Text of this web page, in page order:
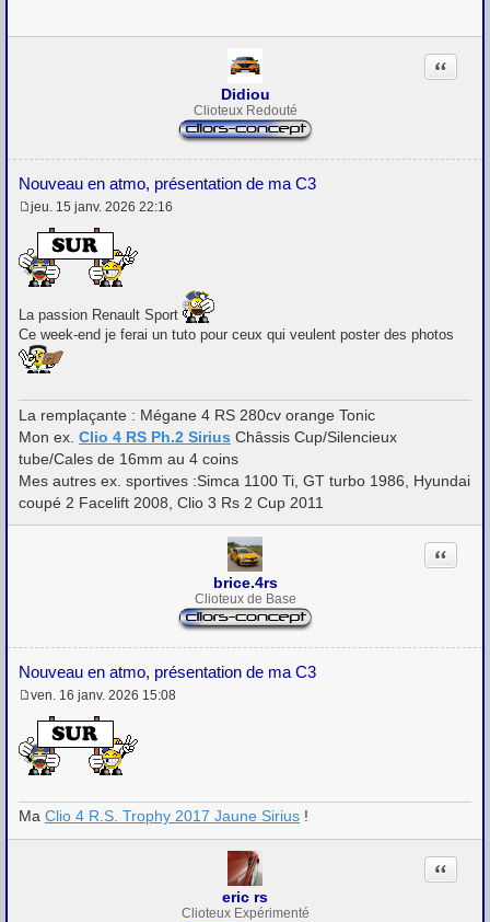
Didiou
Clioteux Redouté
Nouveau en atmo, présentation de ma C3
Citation
M
e
s
s
a
e
jeu. 15 janv. 2026 22:16
La passion Renault Sport
Ce week-end je ferai un tuto pour ceux qui veulent poster des photos
La remplaçante : Mégane 4 RS 280cv orange Tonic
Mon ex. Clio 4 RS Ph.2 Sirius Châssis Cup/Silencieux
tube/Cales de 16mm au 4 coins
Mes autres ex. sportives :Simca 1100 Ti, GT turbo 1986, Hyundai
coupé 2 Facelift 2008, Clio 3 Rs 2 Cup 2011
brice.4rs
Clioteux de Base
Nouveau en atmo, présentation de ma C3
Citation
e
s
s
a
e
ven. 16 janv. 2026 15:08
Ma Clio 4 R.S. Trophy 2017 Jaune Sirius !
eric rs
Clioteux Expérimenté
Citation